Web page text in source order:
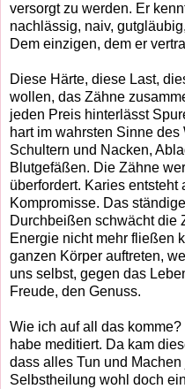
versorgt zu werden. Er
nachlässig, naiv,
Dem einzigen, dem er
Diese Härte, diese Last,
wollen, das Zähne
jeden Preis hinterlässt
hart im wahrsten Sinne
Schultern und Nacken,
Blutgefäßen. Die Zähne
überfordert. Karies
Kompromisse. Das
Durchbeißen schwächt die
Energie nicht mehr fließen
ganzen Körper auftreten,
uns selbst, gegen das
Freude, den Genuss.
Wie ich auf all das
habe meditiert. Da kam
dass alles Tun und
Selbstheilung wohl doch